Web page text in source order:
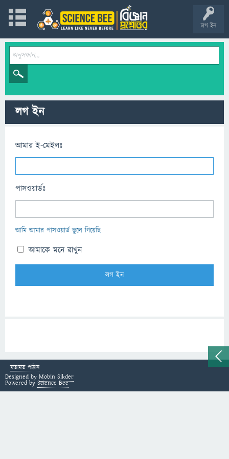
লগ ইন
লগ ইন
আমার ই-মেইলঃ
পাসওয়ার্ডঃ
আমি আমার পাসওয়ার্ড ভুলে গিয়েছি
আমাকে মনে রাখুন
মতামত পাঠান
Designed by Mobin Sikder
Powered by Science Bee